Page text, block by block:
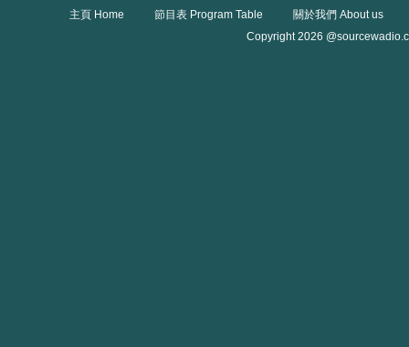
主頁 Home 節目表 Program Table
關於我們 About us
Copyright 2026